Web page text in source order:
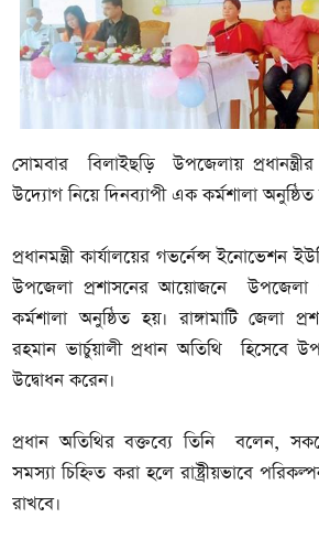
সোমবার বিলাইছড়ি উপজেলায়
উদ্যোগ নিয়ে দিনব্যাপী এক কর্মশালা অনুষ্ঠিত
প্রধানমন্ত্রী কার্যালয়ের গভর্নেন্স ইনোভেশন
উপজেলা প্রশাসনের আয়োজনে উপজেলা
কর্মশালা অনুষ্ঠিত হয়। রাঙ্গামাটি জেলা
রহমান ভার্চুয়ালী প্রধান অতিথি হিসেবে
উদ্বোধন করেন।
প্রধান অতিথির বক্তব্যে তিনি বলেন,
সমস্যা চিহ্নিত করা হলে রাষ্ট্রীয়ভাবে
রাখবে।